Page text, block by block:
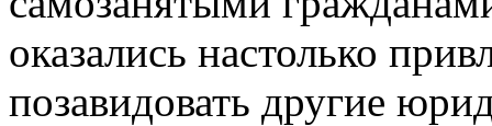
оказались настолько
позавидовать другие